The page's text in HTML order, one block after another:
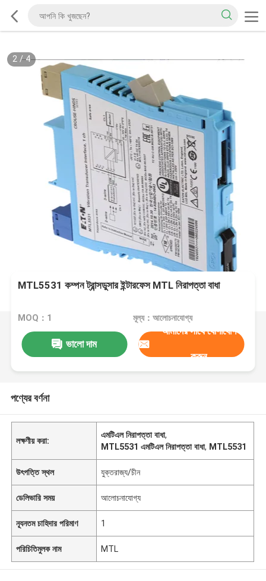
2/4
MTL5531 কম্পন ট্রান্সডুসার ইন্টারফেস MTL নিরাপত্তা বাধা
MOQ：1 মূল্য：আলোচনাযোগ্য
ভালো দাম
আমাদের সাথে যোগাযোগ
করুন
পণ্যের বর্ণনা
লক্ষণীয় করা:
এমটিএল নিরাপত্তা বাধা,
MTL5531 এমটিএল নিরাপত্তা বাধা, MTL5531
উৎপত্তি স্থল যুক্তরাজ্য/চীন
ডেলিভারি সময় আলোচনাযোগ্য
ন্যূনতম চাহিদার পরিমাণ 1
পরিচিতিমুলক নাম MTL